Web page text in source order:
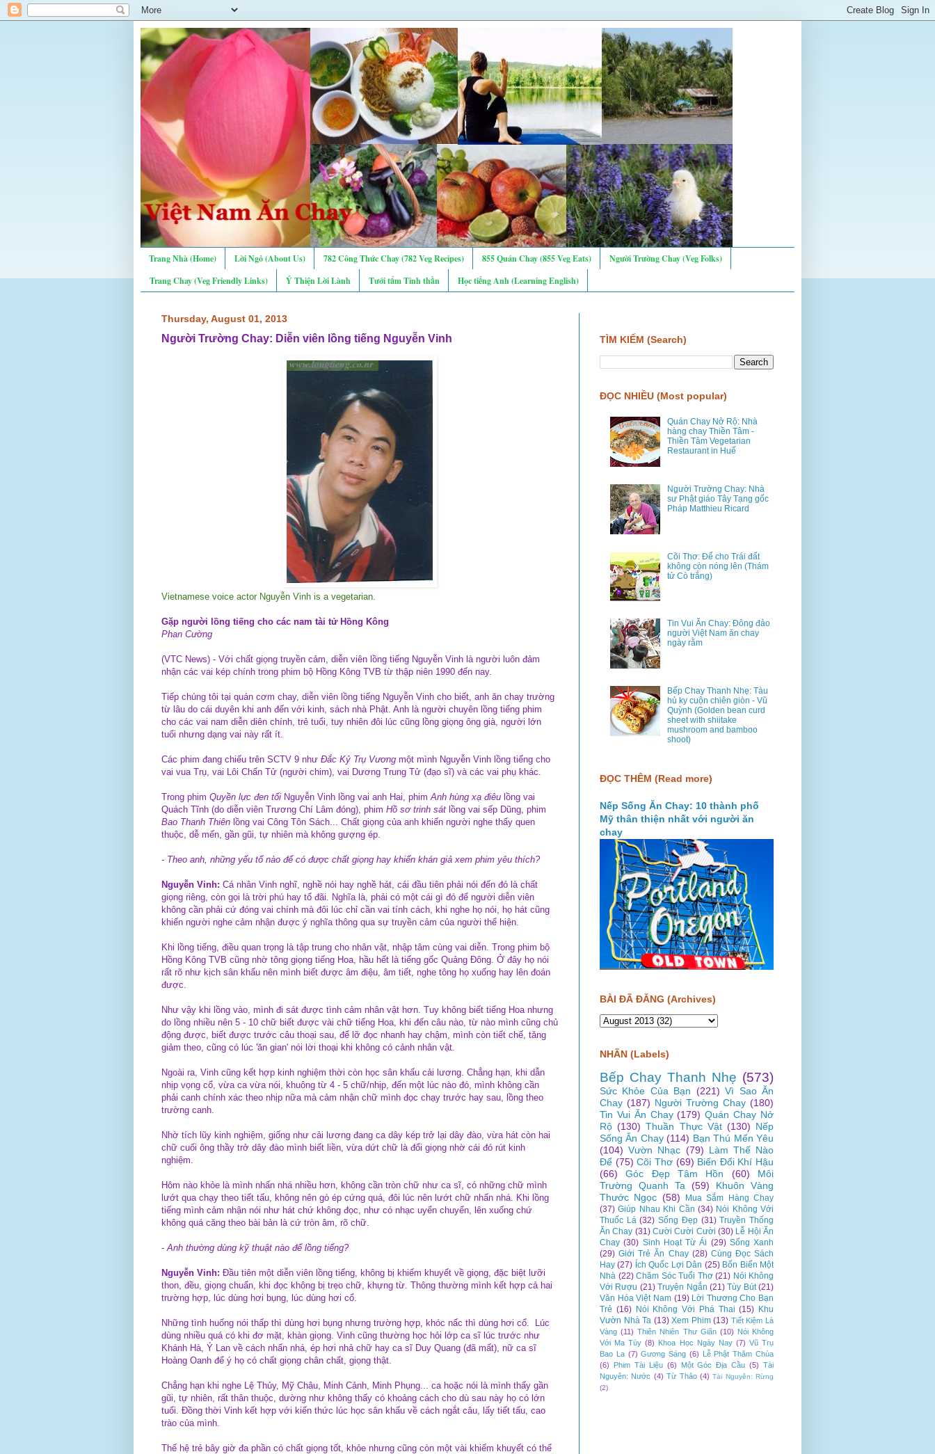
Trang Nhà (Home) Lời Ngỏ (About Us) 782 Công Thức Chay (782 Veg Recipes) 855 Quán Chay (855 Veg Eats)
Người Trường Chay (Veg Folks)
Trang Chay (Veg Friendly Links)
Ý Thiện Lời Lành Tưới tẩm Tinh thần Học tiếng Anh (Learning English)
Thursday, August 01, 2013
Người Trường Chay: Diễn viên lồng tiếng Nguyễn Vinh
Vietnamese voice actor Nguyễn Vinh is a vegetarian.
Gặp người lồng tiếng cho các nam tài tử Hồng Kông
Phan Cường
(VTC News) - Với chất giọng truyền cảm, diễn viên lồng tiếng Nguyễn Vinh là người luôn đảm
nhận các vai kép chính trong phim bộ Hồng Kông TVB từ thập niên 1990 đến nay.
Tiếp chúng tôi tại quán cơm chay, diễn viên lồng tiếng Nguyễn Vinh cho biết, anh ăn chay trường
từ lâu do cái duyên khi anh đến với kinh, sách nhà Phật. Anh là người chuyên lồng tiếng phim
cho các vai nam diễn diên chính, trẻ tuổi, tuy nhiên đôi lúc cũng lồng giọng ông già, người lớn
tuổi nhưng dạng vai này rất ít.
Các phim đang chiếu trên SCTV 9 như Đắc Kỷ Trụ Vương một mình Nguyễn Vinh lồng tiếng cho
vai vua Trụ, vai Lôi Chấn Tử (người chim), vai Dương Trung Tử (đạo sĩ) và các vai phụ khác.
Trong phim Quyền lực đen tối Nguyễn Vinh lồng vai anh Hai, phim Anh hùng xạ điêu lồng vai
Quách Tĩnh (do diễn viên Trương Chí Lâm đóng), phim Hồ sơ trinh sát lồng vai sếp Dũng, phim
Bao Thanh Thiên lồng vai Công Tôn Sách... Chất giọng của anh khiến người nghe thấy quen
thuộc, dễ mến, gần gũi, tự nhiên mà không gượng ép.
- Theo anh, những yếu tố nào để có được chất giọng hay khiến khán giả xem phim yêu thích?
Nguyễn Vinh: Cá nhân Vinh nghĩ, nghề nói hay nghề hát, cái đầu tiên phải nói đến đó là chất
giọng riêng, còn gọi là trời phú hay tổ đãi. Nghĩa là, phải có một cái gì đó để người diễn viên
không cần phải cứ đóng vai chính mà đôi lúc chỉ cần vai tính cách, khi nghe họ nói, họ hát cũng
khiến người nghe cảm nhận được ý nghĩa thông qua sự truyền cảm của người thể hiện.
Khi lồng tiếng, điều quan trọng là tập trung cho nhân vật, nhập tâm cùng vai diễn. Trong phim bộ
Hồng Kông TVB cũng nhờ tông giọng tiếng Hoa, hầu hết là tiếng gốc Quảng Đông. Ở đây họ nói
rất rõ như kịch sân khấu nên mình biết được âm điệu, âm tiết, nghe tông họ xuống hay lên đoán
được.
Như vậy khi lồng vào, mình đi sát được tình cảm nhân vật hơn. Tuy không biết tiếng Hoa nhưng
do lồng nhiều nên 5 - 10 chữ biết được vài chữ tiếng Hoa, khi đến câu nào, từ nào mình cũng chủ
động được, biết được trước câu thoại sau, để lỡ đọc nhanh hay chậm, mình còn tiết chế, tăng
giảm theo, cũng có lúc 'ăn gian' nói lời thoại khi không có cảnh nhân vật.
Ngoài ra, Vinh cũng kết hợp kinh nghiệm thời còn học sân khấu cải lương. Chẳng hạn, khi dẫn
nhịp vọng cổ, vừa ca vừa nói, khuông từ 4 - 5 chữ/nhịp, đến một lúc nào đó, mình không cần
phải canh chính xác theo nhịp nữa mà cảm nhận chữ mình đọc chạy trước hay sau, lồng theo
trường canh.
Nhờ tích lũy kinh nghiệm, giống như cải lương đang ca dây kép trở lại dây đào, vừa hát còn hai
chữ cuối ông thầy trở dây đào mình biết liền, vừa dứt chữ là đổi giọng nhờ cái đó rút kinh
nghiệm.
Hôm nào khỏe là mình nhấn nhá nhiều hơn, không cần tròn chữ như ca sĩ, có những chữ mình
lướt qua chạy theo tiết tấu, không nên gò ép cứng quá, đôi lúc nên lướt chữ nhấn nhá. Khi lồng
tiếng mình cảm nhận nói như hát chứ không đọc, như có nhạc uyển chuyển, lên xuống chứ
không quá căng theo bài bản là cứ tròn âm, rõ chữ.
- Anh thường dùng kỹ thuật nào để lồng tiếng?
Nguyễn Vinh: Đầu tiên một diễn viên lồng tiếng, không bị khiếm khuyết về giọng, đặc biệt lưỡi
thon, đều, giọng chuẩn, khi đọc không bị trẹo chữ, khựng từ. Thông thường mình kết hợp cả hai
trường hợp, lúc dùng hơi bụng, lúc dùng hơi cổ.
Những tình huống nói thấp thì dùng hơi bụng nhưng trường hợp, khóc nấc thì dùng hơi cổ. Lúc
dùng nhiều quá có khi đơ mặt, khàn giọng. Vinh cũng thường học hỏi lớp ca sĩ lúc trước như
Khánh Hà, Ý Lan về cách nhấn nhá, ép hơi nhả chữ hay ca sĩ Duy Quang (đã mất), nữ ca sĩ
Hoàng Oanh để ý họ có chất giọng chân chất, giọng thật.
Chẳng hạn khi nghe Lệ Thủy, Mỹ Châu, Minh Cảnh, Minh Phụng... ca hoặc nói là mình thấy gần
gũi, tự nhiên, rất thân thuộc, dường như không thấy có khoảng cách cho dù sau này họ có lớn
tuổi. Đồng thời Vinh kết hợp với kiến thức lúc học sân khấu về cách ngắt câu, lấy tiết tấu, cao
trào của mình.
Thế hệ trẻ bây giờ đa phần có chất giọng tốt, khỏe nhưng cũng còn một vài khiếm khuyết có thể
TÌM KIẾM (Search)
ĐỌC NHIỀU (Most popular)
Quán Chay Nở Rộ: Nhà
hàng chay Thiền Tâm -
Thiền Tâm Vegetarian
Restaurant in Huế
Người Trường Chay: Nhà
sư Phật giáo Tây Tạng gốc
Pháp Matthieu Ricard
Cõi Thơ: Để cho Trái đất
không còn nóng lên (Thám
tử Cò trắng)
Tin Vui Ăn Chay: Đông đảo
người Việt Nam ăn chay
ngày rằm
Bếp Chay Thanh Nhẹ: Tàu
hủ ky cuộn chiên giòn - Vũ
Quỳnh (Golden bean curd
sheet with shiitake
mushroom and bamboo
shoot)
ĐỌC THÊM (Read more)
Nếp Sống Ăn Chay: 10 thành phố
Mỹ thân thiện nhất với người ăn
chay
BÀI ĐÃ ĐĂNG (Archives)
NHÃN (Labels)
Bếp Chay Thanh Nhẹ (573)
Sức Khỏe Của Bạn (221) Vì Sao Ăn
Chay (187) Người Trường Chay (180)
Tin Vui Ăn Chay (179) Quán Chay Nở
Rộ (130) Thuần Thực Vật (130) Nếp
Sống Ăn Chay (114) Bạn Thú Mến Yêu
(104) Vườn Nhạc (79) Làm Thế Nào
Để (75) Cõi Thơ (69) Biến Đổi Khí Hậu
(66)
Góc Đẹp Tâm Hồn (60)
Môi
Trường Quanh Ta
(59)
Khuôn Vàng
Thước Ngọc (58)
Mua Sắm Hàng Chay
(37) Giúp Nhau Khi Cần (34) Nói Không Với
Thuốc Lá (32) Sống Đẹp (31) Truyền Thống
Ăn Chay (31) Cười Cười Cười (30) Lễ Hội Ăn
Chay (30) Sinh Hoạt Từ Ái (29) Sống Xanh
(29) Giới Trẻ Ăn Chay (28) Cùng Đọc Sách
Hay (27) Ích Quốc Lợi Dân (25) Bốn Biển Một
Nhà (22) Chăm Sóc Tuổi Thơ (21) Nói Không
Với Rượu (21) Truyện Ngắn (21) Tùy Bút (21)
Văn Hóa Việt Nam (19) Lời Thương Cho Bạn
Trẻ (16) Nói Không Với Phá Thai (15) Khu
Vườn Nhà Ta (13) Xem Phim (13) Tiết Kiệm Là
Vàng (11) Thiên Nhiên Thư Giãn (10) Nói Không
Với Ma Túy (8) Khoa Học Ngày Nay (7) Vũ Trụ
Bao La (7) Gương Sáng (6) Lễ Phật Thăm Chùa
(6)
Phim Tài Liệu (6) Một Góc Địa Cầu (5) Tài
Nguyên: Nước (4) Từ Thảo (4) Tài Nguyên: Rừng
(2)